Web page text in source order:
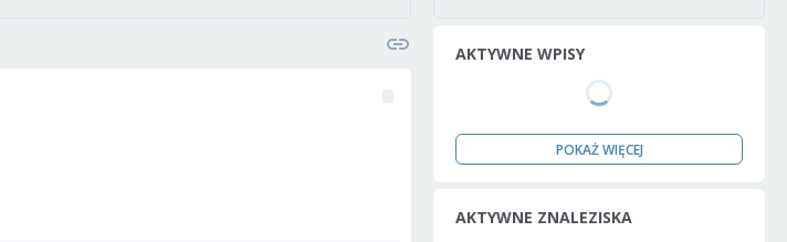
AKTYWNE WPISY
POKAŻ WIĘCEJ
AKTYWNE ZNALEZISKA